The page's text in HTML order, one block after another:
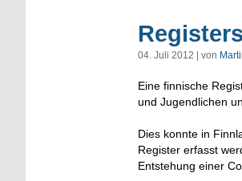
04. Juli 2012 | von
Eine finnische
und Jugendlichen
Dies konnte in
Register erfasst
Entstehung einer